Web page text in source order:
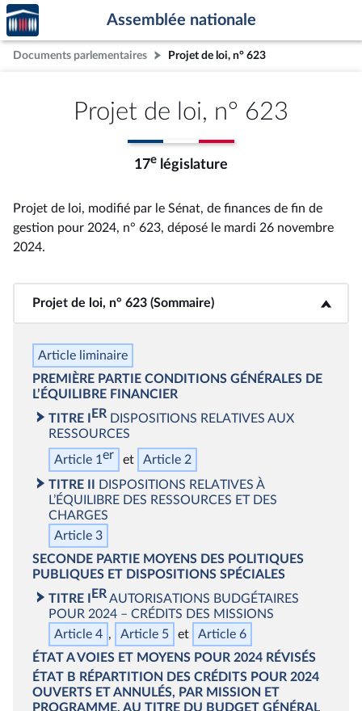
Aller au contenu
Aller en bas de la page
Accèder
à la
page
d'accueil
Assemblée nationale
Documents parlementaires Projet de loi, n° 623
Projet de loi, n° 623
17e législature
Projet de loi, modifié par le Sénat, de finances de fin de
gestion pour 2024, n° 623, déposé le mardi 26 novembre
2024.
Projet de loi, n° 623 (Sommaire)
<b>Projet de loi, n° 623 (Sommaire)</b>
Article liminaire
PREMIÈRE PARTIE CONDITIONS GÉNÉRALES DE
L’ÉQUILIBRE FINANCIER
TITRE I
ER DISPOSITIONS RELATIVES AUX
RESSOURCES
Article 1 er
Article 2
TITRE II
DISPOSITIONS RELATIVES À
L’ÉQUILIBRE DES RESSOURCES ET DES
CHARGES
Article 3
SECONDE PARTIE MOYENS DES POLITIQUES
PUBLIQUES ET DISPOSITIONS SPÉCIALES
TITRE I
ERAUTORISATIONS BUDGÉTAIRES
POUR 2024 – CRÉDITS DES MISSIONS
Article 4
Article 5
Article 6
ÉTAT AVOIES ET MOYENS POUR 2024 RÉVISÉS
ÉTAT B RÉPARTITION DES CRÉDITS POUR 2024
OUVERTS ET ANNULÉS, PAR MISSION ET
PROGRAMME, AU TITRE DU BUDGET GÉNÉRAL